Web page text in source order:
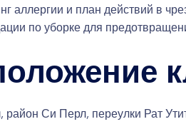
аллергии и план действий в
по уборке для
район Си Перл, переулки Рат